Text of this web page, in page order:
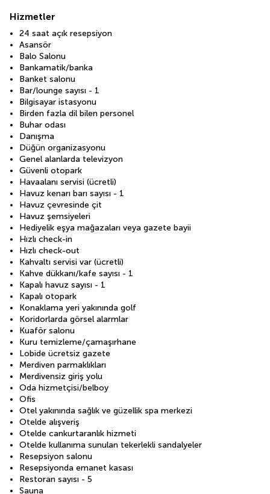
Hizmetler
24 saat açık resepsiyon
Asansör
Balo Salonu
Bankamatik/banka
Banket salonu
Bar/lounge sayısı - 1
Bilgisayar istasyonu
Birden fazla dil bilen personel
Buhar odası
Danışma
Düğün organizasyonu
Genel alanlarda televizyon
Güvenli otopark
Havaalanı servisi (ücretli)
Havuz kenarı barı sayısı - 1
Havuz çevresinde çit
Havuz şemsiyeleri
Hediyelik eşya mağazaları veya gazete bayii
Hızlı check-in
Hızlı check-out
Kahvaltı servisi var (ücretli)
Kahve dükkanı/kafe sayısı - 1
Kapalı havuz sayısı - 1
Kapalı otopark
Konaklama yeri yakınında golf
Koridorlarda görsel alarmlar
Kuaför salonu
Kuru temizleme/çamaşırhane
Lobide ücretsiz gazete
Merdiven parmaklıkları
Merdivensiz giriş yolu
Oda hizmetçisi/belboy
Ofis
Otel yakınında sağlık ve güzellik spa merkezi
Otelde alışveriş
Otelde cankurtaranlık hizmeti
Otelde kullanıma sunulan tekerlekli sandalyeler
Resepsiyon salonu
Resepsiyonda emanet kasası
Restoran sayısı - 5
Sauna